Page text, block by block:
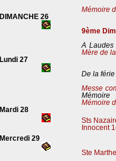
Mémoire
DIMANCHE 26
9ème
A
Mère de
Lundi 27
De la férie
Messe
Mémoire
Mémoire
Mardi 28
Sts
Innocent
Mercredi 29
Ste